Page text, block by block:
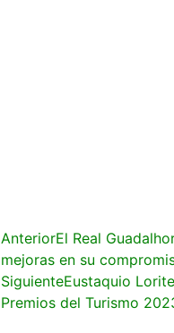
AnteriorEl Real
mejoras en su
SiguienteEustaquio
Premios del Turismo